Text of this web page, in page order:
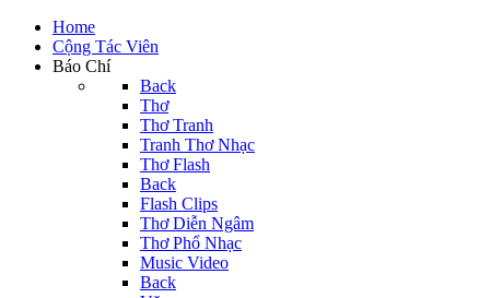
Home
Cộng Tác Viên
Báo Chí
Back
Thơ
Thơ Tranh
Tranh Thơ Nhạc
Thơ Flash
Back
Flash Clips
Thơ Diễn Ngâm
Thơ Phổ Nhạc
Music Video
Back